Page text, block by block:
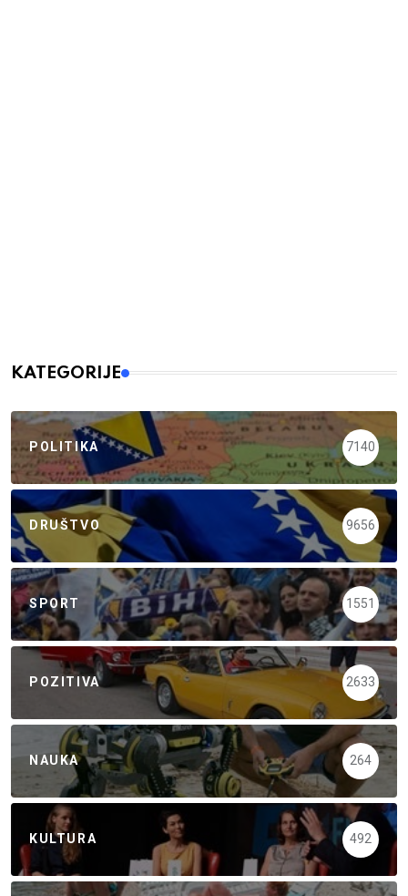
KATEGORIJE
POLITIKA 7140
DRUŠTVO 9656
SPORT 1551
POZITIVA 2633
NAUKA 264
KULTURA 492